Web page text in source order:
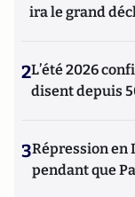
ira le grand
2L’été 2026
disent depuis
3Répression en
pendant que